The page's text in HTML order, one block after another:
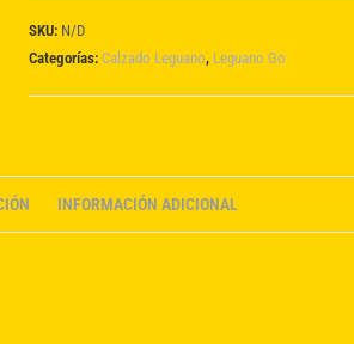
SKU: N/D
Categorías: Calzado Leguano, Leguano Go
INFORMACIÓN ADICIONAL